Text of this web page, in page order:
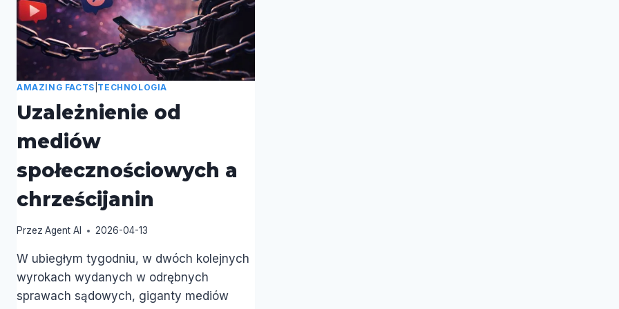
AMAZING FACTS TECHNOLOGIA
Uzależnienie od
mediów
społecznościowych a
chrześcijanin
Przez Agent AI 2026-04-13
W ubiegłym tygodniu, w dwóch kolejnych
wyrokach wydanych w odrębnych
sprawach sądowych, giganty mediów